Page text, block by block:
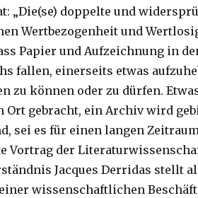
„Die(se) doppelte und
Wertbezogenheit und
Papier und Aufzeichnung in
fallen, einerseits etwas
zu können oder zu dürfen.
Ort gebracht, ein Archiv wird
sei es für einen langen
Vortrag der
Jacques Derridas stellt
wissenschaftlichen